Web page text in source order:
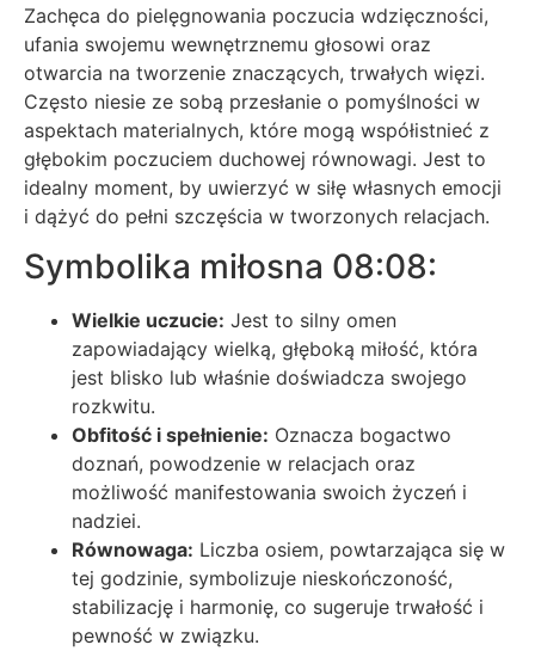
Zachęca do pielęgnowania poczucia wdzięczności,
ufania swojemu wewnętrznemu głosowi oraz
otwarcia na tworzenie znaczących, trwałych więzi.
Często niesie ze sobą przesłanie o pomyślności w
aspektach materialnych, które mogą współistnieć z
głębokim poczuciem duchowej równowagi. Jest to
idealny moment, by uwierzyć w siłę własnych emocji
i dążyć do pełni szczęścia w tworzonych relacjach.
Symbolika miłosna 08:08:
Wielkie uczucie: Jest to silny omen
zapowiadający wielką, głęboką miłość, która
jest blisko lub właśnie doświadcza swojego
rozkwitu.
Obfitość i spełnienie: Oznacza bogactwo
doznań, powodzenie w relacjach oraz
możliwość manifestowania swoich życzeń i
nadziei.
Równowaga: Liczba osiem, powtarzająca się w
tej godzinie, symbolizuje nieskończoność,
stabilizację i harmonię, co sugeruje trwałość i
pewność w związku.